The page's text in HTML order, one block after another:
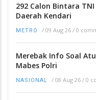
292 Calon Bintara
Daerah Kendari
METRO / 09 Aug 26 / 0
Merebak Info Soal
Mabes Polri
NASIONAL / 08 Aug 26 / 0